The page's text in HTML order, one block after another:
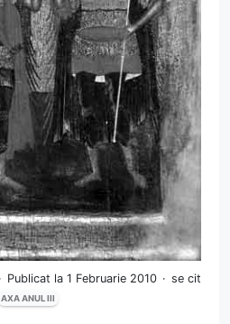
Publicat la 1 Februarie 2010
se cit
AXA ANUL III